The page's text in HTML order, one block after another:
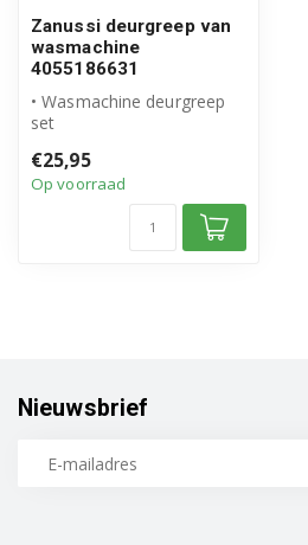
Zanussi deurgreep van
wasmachine
4055186631
• Wasmachine deurgreep
set
• Compleet met deurhaak...
€25,95
Op voorraad
Nieuwsbrief